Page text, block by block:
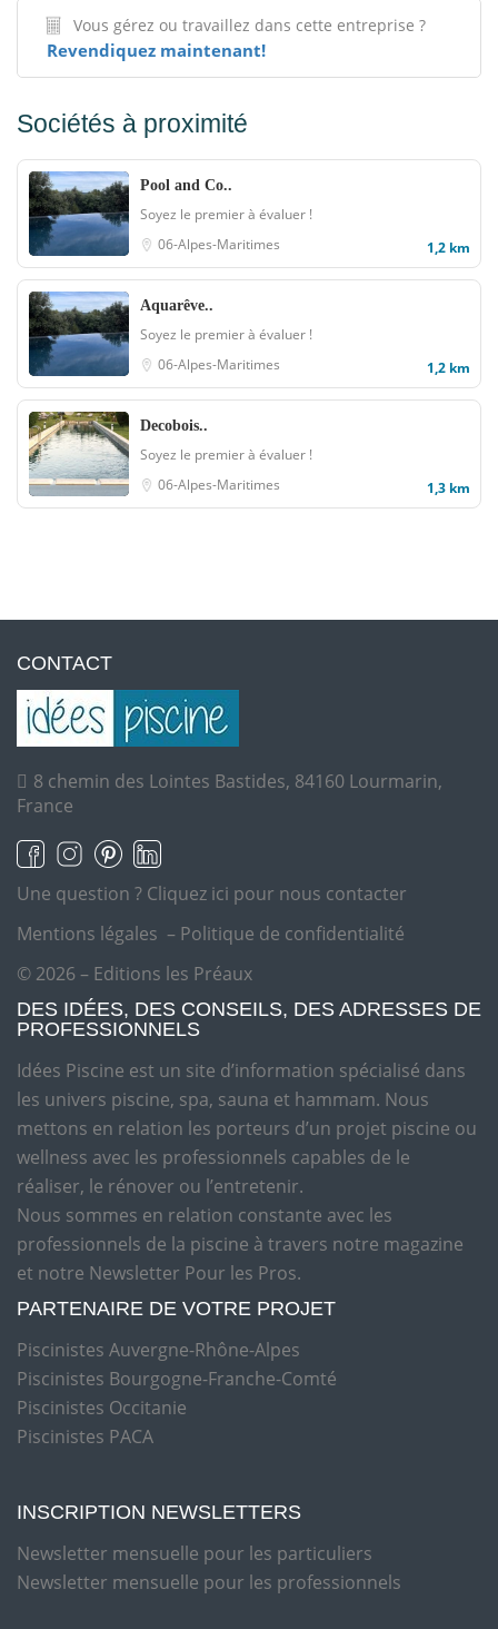
Vous gérez ou travaillez dans cette entreprise ?
Revendiquez maintenant!
Sociétés à proximité
Pool and Co..
Soyez le premier à évaluer !
06-Alpes-Maritimes
1,2 km
Aquarêve..
Soyez le premier à évaluer !
06-Alpes-Maritimes
1,2 km
Decobois..
Soyez le premier à évaluer !
06-Alpes-Maritimes
1,3 km
CONTACT
8 chemin des Lointes Bastides, 84160 Lourmarin,
France
Une question ? Cliquez ici pour nous contacter
Mentions légales – Politique de confidentialité
© 2026 – Editions les Préaux
DES IDÉES, DES CONSEILS, DES ADRESSES DE
PROFESSIONNELS
Idées Piscine est un site d’information spécialisé dans
les univers piscine, spa, sauna et hammam. Nous
mettons en relation les porteurs d’un projet piscine ou
wellness avec les professionnels capables de le
réaliser, le rénover ou l’entretenir.
Nous sommes en relation constante avec les
professionnels de la piscine à travers notre magazine
et notre Newsletter Pour les Pros.
PARTENAIRE DE VOTRE PROJET
Piscinistes Auvergne-Rhône-Alpes
Piscinistes Bourgogne-Franche-Comté
Piscinistes Occitanie
Piscinistes PACA
INSCRIPTION NEWSLETTERS
Newsletter mensuelle pour les particuliers
Newsletter mensuelle pour les professionnels